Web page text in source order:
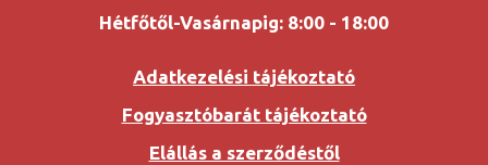
Hétfőtől-Vasárnapig: 8:00 - 18:00
Adatkezelési tájékoztató
Fogyasztóbarát tájékoztató
Elállás a szerződéstől